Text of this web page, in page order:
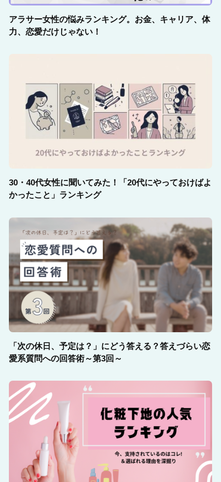
アラサー女性の悩みランキング。お金、キャリア、体
力、恋愛だけじゃない！
30・40代女性に聞いてみた！「20代にやっておけばよ
かったこと」ランキング
「次の休日、予定は？」にどう答える？答えづらい恋
愛系質問への回答術～第3回～